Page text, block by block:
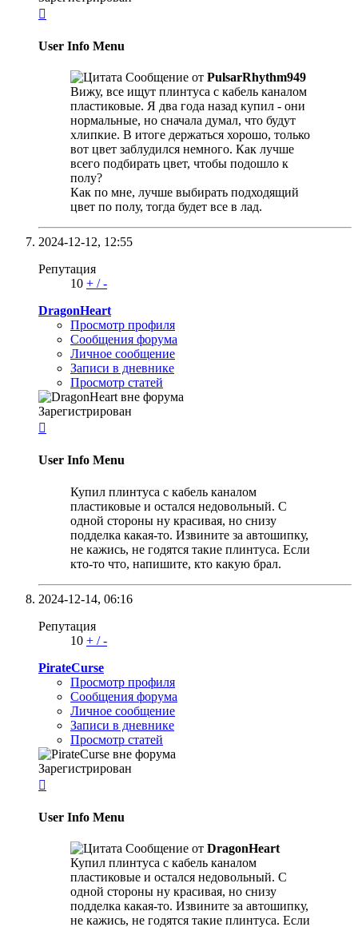

User Info Menu
Сообщение от PulsarRhythm949
Вижу, все ищут плинтуса с кабель каналом
пластиковые. Я два года назад купил - они
нормальные, но сначала думал, что будут
хлипкие. В итоге держаться хорошо, только
вот цвет заблудился немного. Как лучше
всего подбирать цвет, чтобы подошло к
полу?
Как по мне, лучше выбирать подходящий
цвет по полу, тогда будет все в лад.
2024-12-12, 12:55
Репутация
10 + /-
DragonHeart
Просмотр профиля
Сообщения форума
Личное сообщение
Записи в дневнике
Просмотр статей
Зарегистрирован

User Info Menu
Купил плинтуса с кабель каналом
пластиковые и остался недовольный. С
одной стороны ну красивая, но снизу
подделка какая-то. Извините за автошипку,
не кажись, не годятся такие плинтуса. Если
кто-то что, напишите, кто какую брал.
2024-12-14, 06:16
Репутация
10 + /-
PirateCurse
Просмотр профиля
Сообщения форума
Личное сообщение
Записи в дневнике
Просмотр статей
Зарегистрирован

User Info Menu
Сообщение от DragonHeart
Купил плинтуса с кабель каналом
пластиковые и остался недовольный. С
одной стороны ну красивая, но снизу
подделка какая-то. Извините за автошипку,
не кажись, не годятся такие плинтуса. Если